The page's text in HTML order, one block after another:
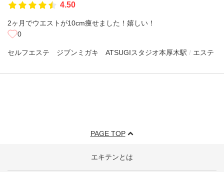
4.50
2ヶ月でウエストが10cm痩せました！嬉しい！
0
セルフエステ ジブンミガキ ATSUGIスタジオ本厚木駅 エステ
PAGE TOP
エキテンとは